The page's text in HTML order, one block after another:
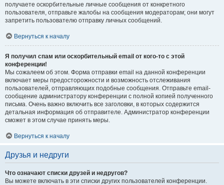
получаете оскорбительные личные сообщения от конкретного
пользователя, отправьте жалобы на сообщения модераторам; они могут
запретить пользователю отправку личных сообщений.
Вернуться к началу
Я получил спам или оскорбительный email от кого-то с этой
конференции!
Мы сожалеем об этом. Форма отправки email на данной конференции
включает меры предосторожности и возможность отслеживания
пользователей, отправляющих подобные сообщения. Отправьте email-
сообщение администратору конференции с полной копией полученного
письма. Очень важно включить все заголовки, в которых содержится
детальная информация об отправителе. Администратор конференции
сможет в этом случае принять меры.
Вернуться к началу
Друзья и недруги
Что означают списки друзей и недругов?
Вы можете включать в эти списки других пользователей конференции.